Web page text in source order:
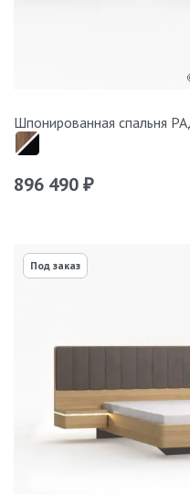
Шпонированная спальня
896 490 ₽
Под заказ